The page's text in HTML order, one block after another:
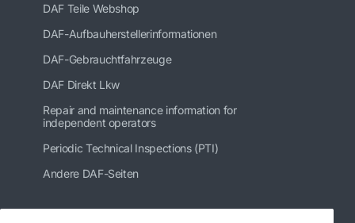
DAF Teile Webshop
DAF-Aufbauherstellerinformationen
DAF-Gebrauchtfahrzeuge
DAF Direkt Lkw
Repair and maintenance information for
independent operators
Periodic Technical Inspections (PTI)
Andere DAF-Seiten